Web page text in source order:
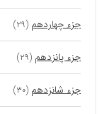
جزء چهاردهم (۲۹)
جزء پانزدهم (۲۹)
جزء شانزدهم (۳۰)